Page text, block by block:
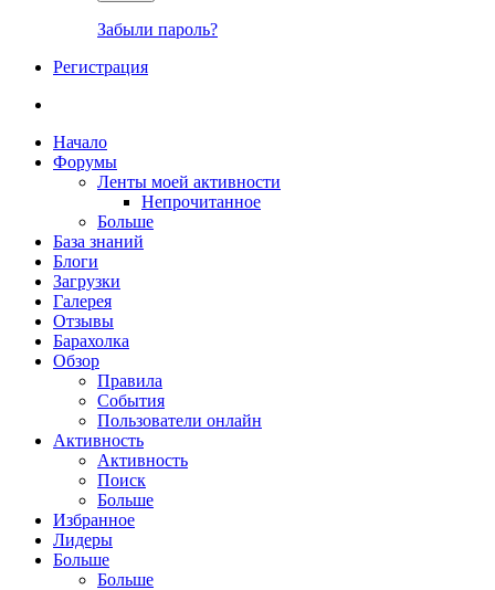
Забыли пароль?
Регистрация
Начало
Форумы
Ленты моей активности
Непрочитанное
Больше
База знаний
Блоги
Загрузки
Галерея
Отзывы
Барахолка
Обзор
Правила
События
Пользователи онлайн
Активность
Активность
Поиск
Больше
Избранное
Лидеры
Больше
Больше